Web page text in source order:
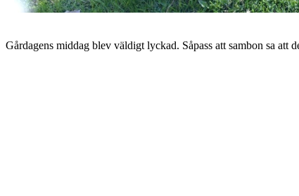
Gårdagens middag blev väldigt lyckad. Såpass att sambon sa